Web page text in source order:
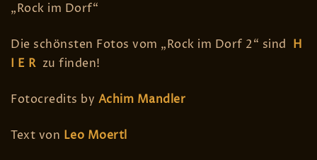
„Rock im Dorf“
Die schönsten Fotos vom „Rock im Dorf 2“ sind H
I E Rzu finden!
Fotocredits by Achim Mandler
Text von Leo Moertl